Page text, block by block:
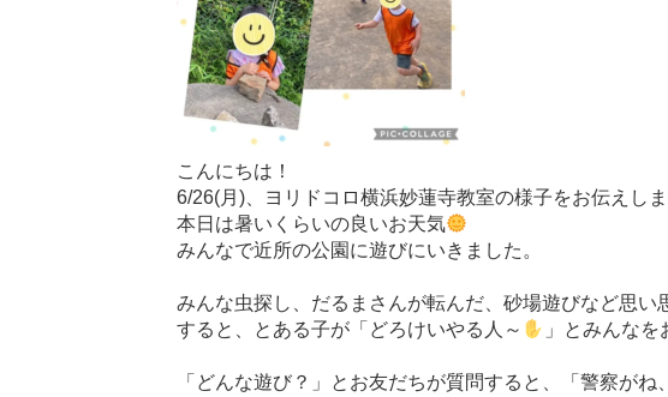
こんにちは！
6/26(月)、ヨリドコロ横浜妙蓮寺教室の様子をお伝えしま
本日は暑いくらいの良いお天気
みんなで近所の公園に遊びにいきました。
みんな虫探し、だるまさんが転んだ、砂場遊びなど思い
すると、とある子が「どろけいやる人～
」とみんなを
「どんな遊び？」とお友だちが質問すると、「警察が